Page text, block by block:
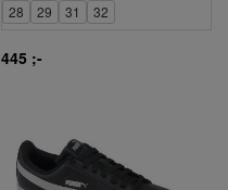
28 29 31 32
445 ;-